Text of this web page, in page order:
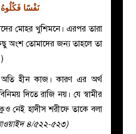
نَفْسًا فَكُلُوهُ
মোহর খুশিমনে। এরপর তারা
কিছু অংশ তোমাদের জন্য তাহলে তা
অতি হীন কাজ। কারণ এর অর্থ
দিতে রাজি নয়। যে স্বামীর
নেই হাদীস শরীফে তাকে বলা
৪/৫২২-৫২৩)